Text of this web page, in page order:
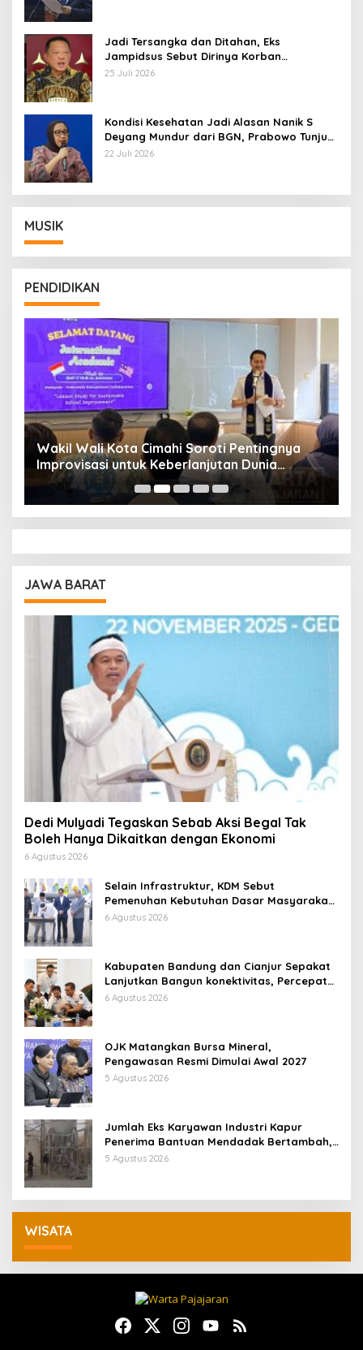
Jadi Tersangka dan Ditahan, Eks
Jampidsus Sebut Dirinya Korban
Kriminalisasi
25 Juli 2026
Kondisi Kesehatan Jadi Alasan Nanik S
Deyang Mundur dari BGN, Prabowo Tunjuk
Wamentan Sudaryono
22 Juli 2026
MUSIK
PENDIDIKAN
Wakil Wali Kota Cimahi Soroti Pentingnya
Improvisasi untuk Keberlanjutan Dunia
Pendidikan
JAWA BARAT
Dedi Mulyadi Tegaskan Sebab Aksi Begal Tak
Boleh Hanya Dikaitkan dengan Ekonomi
6 Agustus 2026
Selain Infrastruktur, KDM Sebut
Pemenuhan Kebutuhan Dasar Masyarakat
Jadi Fokus APBD Jabar 2027
6 Agustus 2026
Kabupaten Bandung dan Cianjur Sepakat
Lanjutkan Bangun konektivitas, Percepat
Pertumbuhan Ekonomi Daerah
6 Agustus 2026
OJK Matangkan Bursa Mineral,
Pengawasan Resmi Dimulai Awal 2027
5 Agustus 2026
Jumlah Eks Karyawan Industri Kapur
Penerima Bantuan Mendadak Bertambah,
KDM: Kita Identifikasi
5 Agustus 2026
WISATA